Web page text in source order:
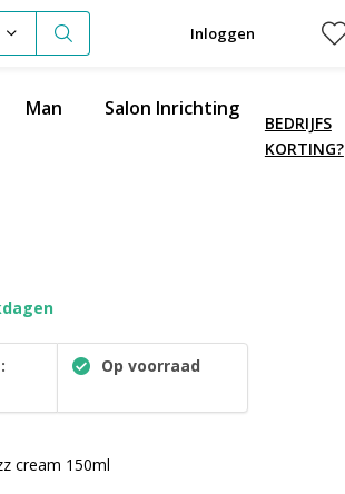
Inloggen
Man Salon Inrichting
BEDRIJFS
KORTING?
Op voorraad
cream 150ml